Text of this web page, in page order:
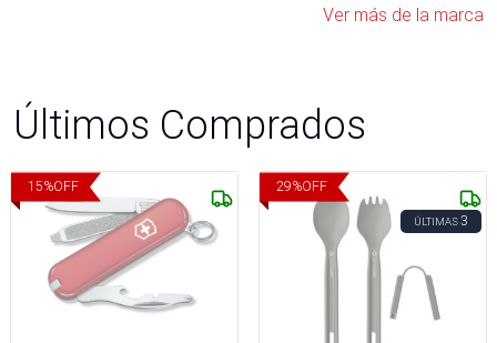
Ver más de la marca
Últimos Comprados
15%OFF 29%OFF
ÚLTIMAS3